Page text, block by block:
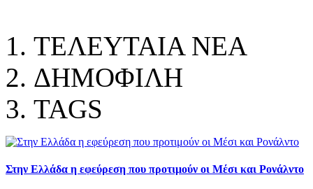
ΤΕΛΕΥΤΑΙΑ ΝΕΑ
ΔΗΜΟΦΙΛΗ
TAGS
Στην Ελλάδα η εφεύρεση που προτιμούν οι Μέσι και Ρονάλντο